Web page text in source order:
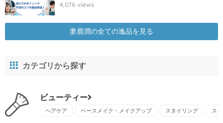
4,076 views
妻鹿潤の全ての逸品を見る
カテゴリから探す
ビューティー
ヘアケア ベースメイク・メイクアップ スタイリング ス